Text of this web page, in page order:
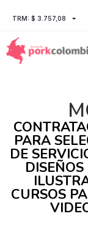
TRM: $ 3.757,08
PARA
DE
CURSOS